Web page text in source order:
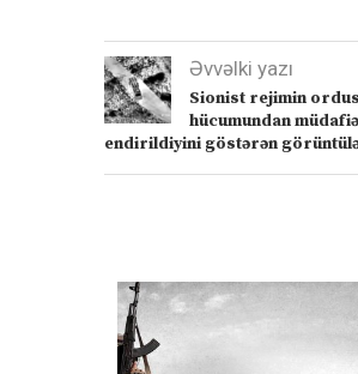
Əvvəlki yazı
Sionist rejimin
hücumundan
endirildiyini göstərən